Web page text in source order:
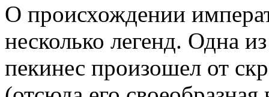
О происхождении
несколько легенд. Одна
пекинес произошел от